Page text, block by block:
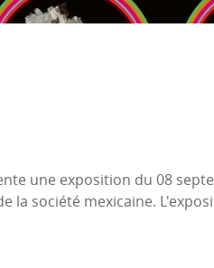
une exposition du 08
la société mexicaine.